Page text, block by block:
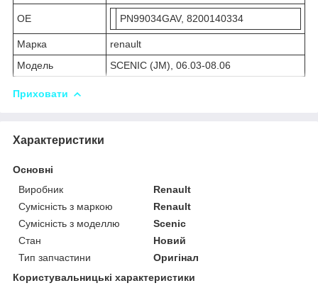
OE PN99034GAV, 8200140334
Марка
renault
Модель
SCENIC (JM), 06.03-08.06
Приховати
Характеристики
Основні
Виробник
Renault
Сумісність з маркою
Renault
Сумісність з моделлю
Scenic
Стан
Новий
Тип запчастини
Оригінал
Користувальницькі характеристики